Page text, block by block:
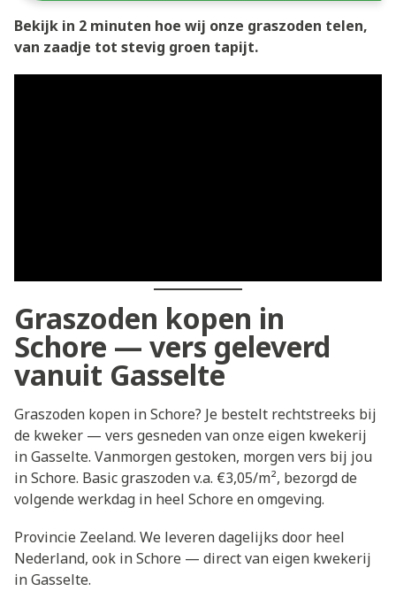
Bekijk in 2 minuten hoe wij onze graszoden telen,
van zaadje tot stevig groen tapijt.
Graszoden kopen in
Schore — vers geleverd
vanuit Gasselte
Graszoden kopen in Schore? Je bestelt rechtstreeks bij
de kweker — vers gesneden van onze eigen kwekerij
in Gasselte. Vanmorgen gestoken, morgen vers bij jou
in Schore. Basic graszoden v.a. €3,05/m², bezorgd de
volgende werkdag in heel Schore en omgeving.
Provincie Zeeland. We leveren dagelijks door heel
Nederland, ook in Schore — direct van eigen kwekerij
in Gasselte.